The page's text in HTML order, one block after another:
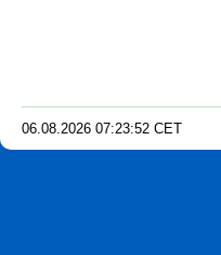
06.08.2026 07:23:54 CET